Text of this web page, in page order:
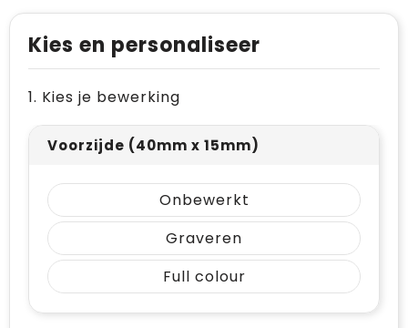
Paraplu's
Persoonlijke verzorging
Reisbenodigdheden
Sleutelhangers en Lanyards
Snoepgoed
Spellen voor binnen en buiten
Reflecterende vesten
Gehoorbescherming
Papieren tassen
Reistassen
Rugzakken
Schoudertassen
Sporttassen
Strandtassen
Kies en personaliseer
1. Kies je bewerking
Voorzijde (40mm x 15mm)
Onbewerkt
Graveren
Full colour